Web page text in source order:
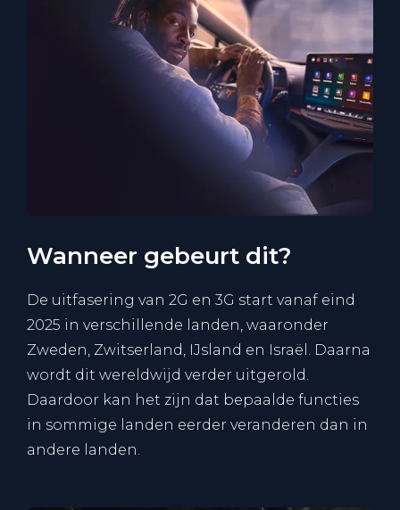
Wanneer gebeurt dit?
De uitfasering van 2G en 3G start vanaf eind
2025 in verschillende landen, waaronder
Zweden, Zwitserland, IJsland en Israël. Daarna
wordt dit wereldwijd verder uitgerold.
Daardoor kan het zijn dat bepaalde functies
in sommige landen eerder veranderen dan in
andere landen.